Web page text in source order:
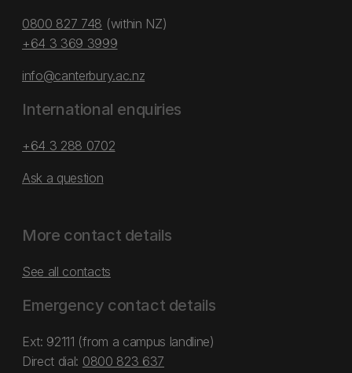
0800 827 748 (within NZ)
+64 3 369 3999
info@canterbury.ac.nz
International enquiries
+64 3 288 0702
Ask a question
More contact details
See all contacts
Emergency contact details
Ext: 92111 (from a campus landline)
Direct dial: 0800 823 637